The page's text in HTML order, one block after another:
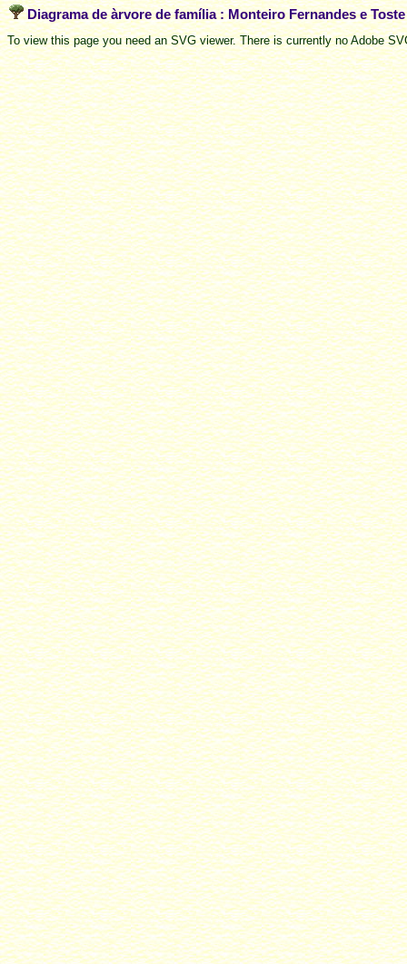
Diagrama de àrvore de família : Monteiro Fernandes e
To view this page you need an SVG viewer. There is currently no Adobe